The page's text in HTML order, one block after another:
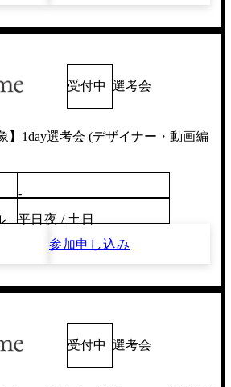
受付中 選考会
】1day選考会 (デザイナー・動画編
-
平日夜 / 土日
参加申し込み
受付中 選考会